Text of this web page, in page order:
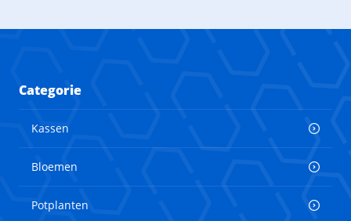
Categorie
Kassen
Bloemen
Potplanten